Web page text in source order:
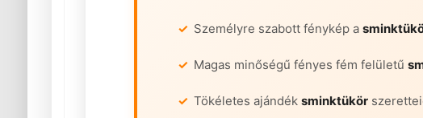
Személyre szabott fénykép a
Magas minőségű fényes fém felületű
Tökéletes ajándék sminktükör